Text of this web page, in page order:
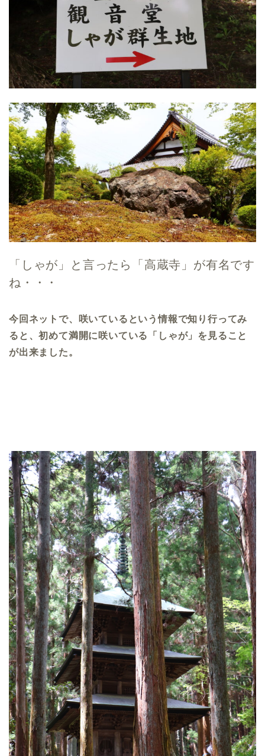
「しゃが」と言ったら「高蔵寺」が有名です
ね・・・
今回ネットで、咲いているという情報で知り行ってみ
ると、初めて満開に咲いている「しゃが」を見ること
が出来ました。